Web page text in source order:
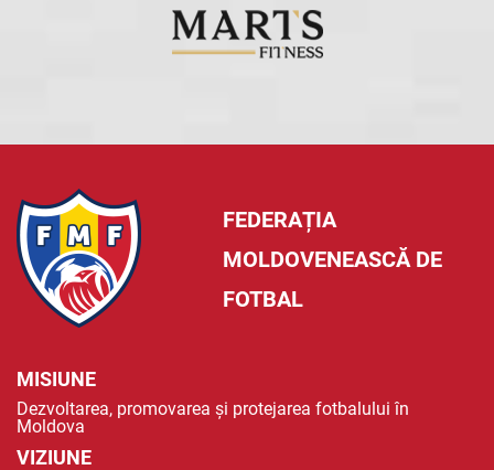
FEDERAȚIA
MOLDOVENEASCĂ DE
FOTBAL
MISIUNE
Dezvoltarea, promovarea și protejarea fotbalului în
Moldova
VIZIUNE